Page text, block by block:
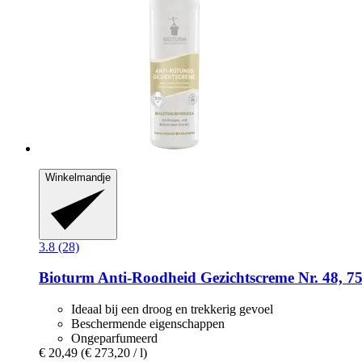
Winkelmandje
3.8 (28)
BioturmAnti-​Roodheid Gezichtscreme Nr. 48,
Ideaal bij een droog en trekkerig gevoel
Beschermende eigenschappen
Ongeparfumeerd
€ 20,49 (€ 273,20 / l)